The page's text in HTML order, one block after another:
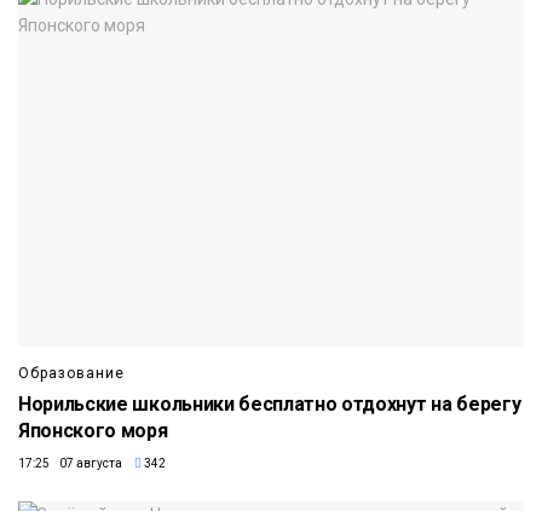
Образование
Норильские школьники бесплатно отдохнут на берегу
Японского моря
17:25 07 августа 342